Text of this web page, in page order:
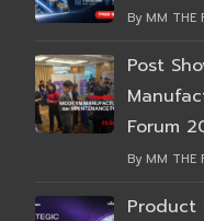
By MM THE
Post
Forum
By MM THE
Product